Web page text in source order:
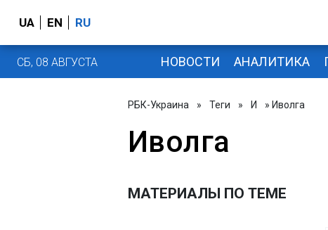
UA EN RU
СБ, 08 АВГУСТА НОВОСТИ АНАЛИТИКА
РБК-Украина » Теги » И » Иволга
Иволга
МАТЕРИАЛЫ ПО ТЕМЕ